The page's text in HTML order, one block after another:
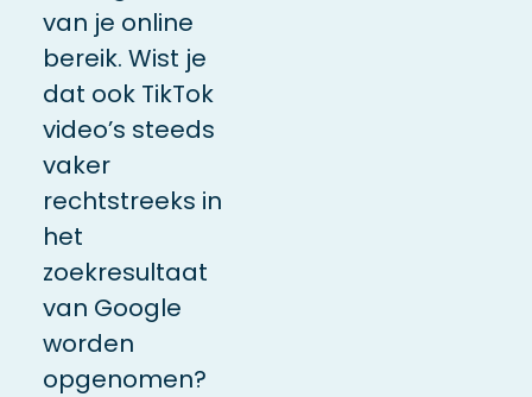
van je online
bereik. Wist je
dat ook TikTok
video’s steeds
vaker
rechtstreeks in
het
zoekresultaat
van Google
worden
opgenomen?